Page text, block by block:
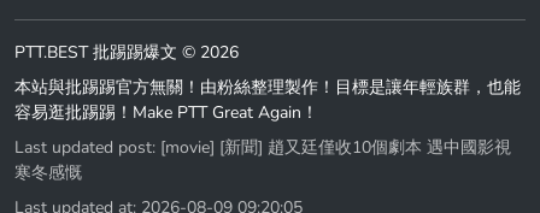
PTT.BEST 批踢踢爆文 © 2026
本站與批踢踢官方無關！由粉絲整理製作！目標是讓年輕族群，也能
容易逛批踢踢！Make PTT Great Again！
Last updated post: [movie] [新聞] 趙又廷僅收10個劇本 遇中國影視
寒冬感慨
Last updated at: 2026-08-09 09:20:05